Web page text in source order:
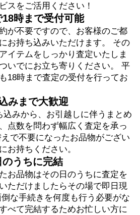
スをご活用ください！
時まで受付可能
が不要ですので、お客様のご都
お持ち込みいただけます。 その
イテムをしっかり査定いたしま
いでにお立ち寄りください。 平
18時まで査定の受付を行ってお
みまで大歓迎
込みから、お引越しに伴うまとめ
点数を問わず幅広く査定を承っ
で不要になったお品物がござい
お持ちください。
うちに完結
お品物はその日のうちに査定を
ただけましたらその場で即日現
な手続きを何度も行う必要がな
べて完結するためお忙しい方に